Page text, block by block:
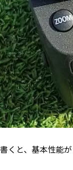
くと、基本性能